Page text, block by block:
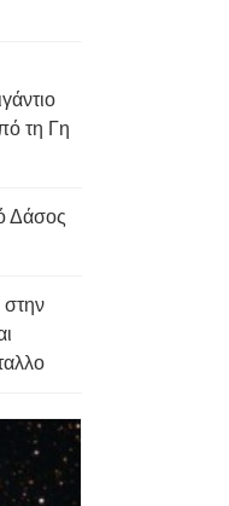
τη Γη
Δάσος
στην